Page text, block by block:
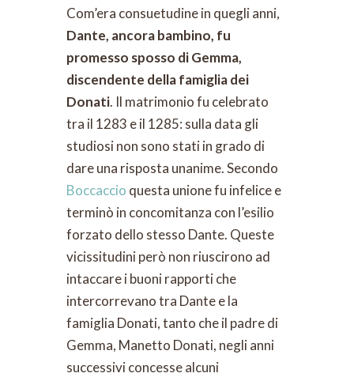
Com’era consuetudine in quegli anni,
Dante, ancora bambino, fu
promesso sposso di Gemma,
discendente della famiglia dei
Donati. Il matrimonio fu celebrato
tra il 1283 e il 1285: sulla data gli
studiosi non sono stati in grado di
dare una risposta unanime. Secondo
Boccaccio questa unione fu infelice e
terminò in concomitanza con l’esilio
forzato dello stesso Dante. Queste
vicissitudini però non riuscirono ad
intaccare i buoni rapporti che
intercorrevano tra Dante e la
famiglia Donati, tanto che il padre di
Gemma, Manetto Donati, negli anni
successivi concesse alcuni